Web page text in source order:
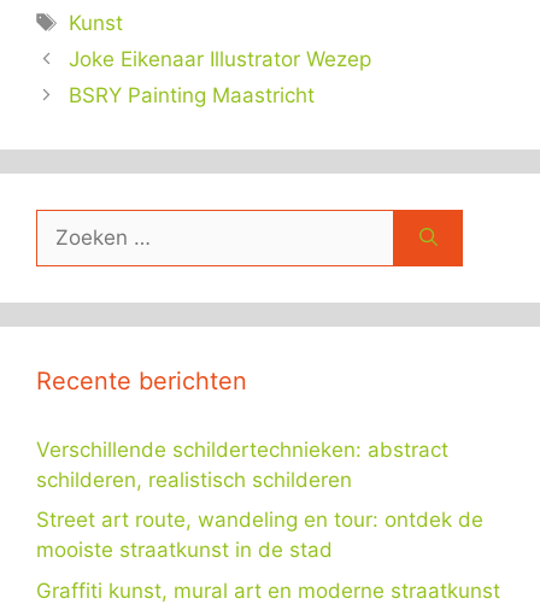
Tags
Kunst
Joke Eikenaar Illustrator Wezep
BSRY Painting Maastricht
naar:
Recente berichten
Verschillende schildertechnieken: abstract
schilderen, realistisch schilderen
Street art route, wandeling en tour: ontdek de
mooiste straatkunst in de stad
Graffiti kunst, mural art en moderne straatkunst